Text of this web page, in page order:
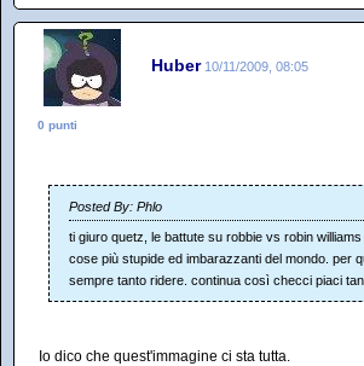
Huber 10/11/2009, 08:05
0 punti
Posted By: Phlo
ti giuro quetz, le battute su robbie vs robin
cose più stupide ed imbarazzanti del mondo. per
sempre tanto ridere. continua così checci piaci
Io dico che quest'immagine ci sta tutta.